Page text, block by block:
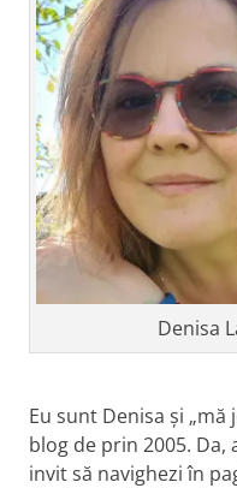
Denisa
Eu sunt Denisa și „mă
blog de prin 2005. Da,
invit să navighezi în